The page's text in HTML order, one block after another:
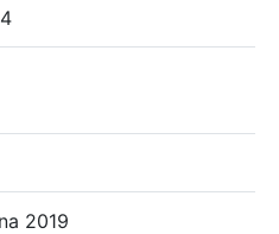
2019